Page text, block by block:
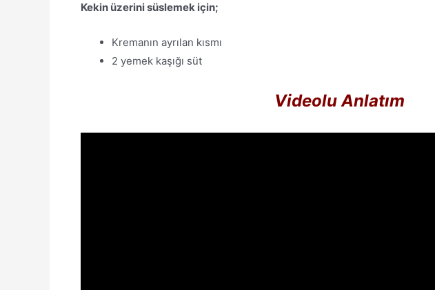
Kekin üzerini süslemek için;
Kremanın ayrılan kısmı
2 yemek kaşığı süt
Videolu Anlatım